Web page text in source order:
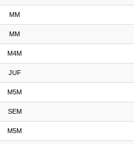
MM
MM
M4M
JUF
M5M
SEM
M5M